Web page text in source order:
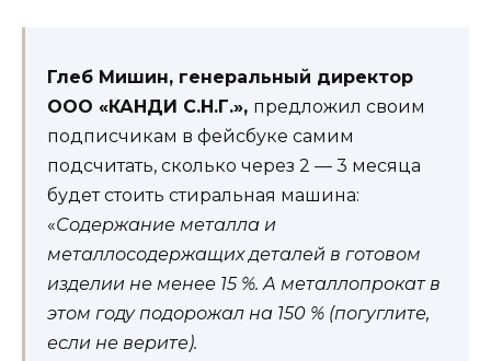
Глеб Мишин, генеральный директор
ООО «КАНДИ С.Н.Г.», предложил своим
подписчикам в фейсбуке самим
подсчитать, сколько через 2 — 3 месяца
будет стоить стиральная машина:
«Содержание металла и
металлосодержащих деталей в готовом
изделии не менее 15 %. А металлопрокат в
этом году подорожал на 150 % (погуглите,
если не верите).